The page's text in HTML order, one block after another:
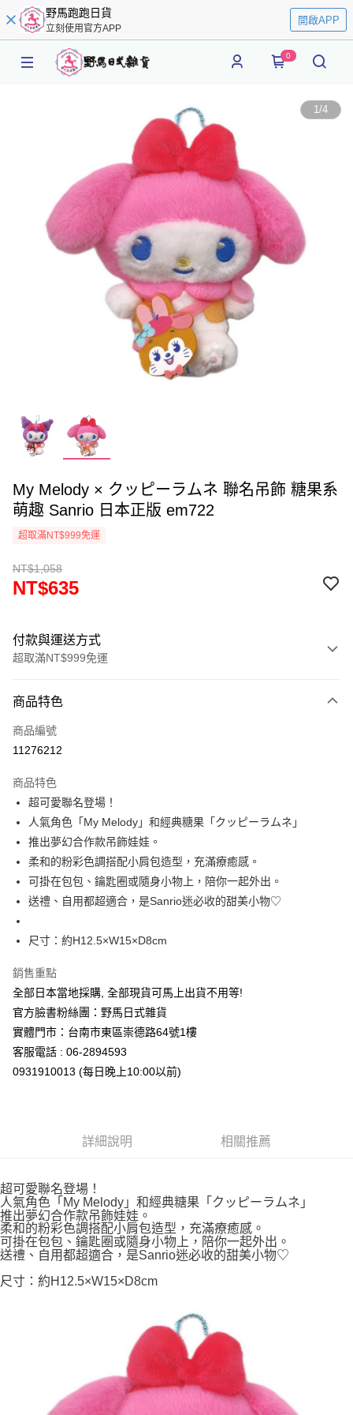
野馬跑跑日貨
立刻使用官方APP
開啟APP
0
1/4
My Melody × クッピーラムネ 聯名吊飾 糖果系
萌趣 Sanrio 日本正版 em722
超取滿NT$999免運
NT$1,058
NT$635
付款與運送方式
超取滿NT$999免運
信用卡一次付款
信用卡分期付款
合作金庫商業銀行
華南商業銀行
上海商業儲蓄銀行
台北富邦商業銀行
國泰世華商業銀行
臺灣中小企業銀行
台中商業銀行
匯豐（台灣）商業銀行
華泰商業銀行
聯邦商業銀行
遠東國際商業銀行
元大商業銀行
永豐商業銀行
台新國際商業銀行
超商取貨付款
LINE Pay
Apple Pay
街口支付
Google Pay
ATM付款
運送方式
全家取貨付款
每筆NT$65，滿NT$999(含以上)免運費
付款後7-11取貨
每筆NT$65，滿NT$999(含以上)免運費
宅配
每筆NT$100，滿NT$999(含以上)免運費
商品特色
商品編號
11276212
商品特色
超可愛聯名登場！
人氣角色「My Melody」和經典糖果「クッピーラムネ」
推出夢幻合作款吊飾娃娃。
柔和的粉彩色調搭配小肩包造型，充滿療癒感。
可掛在包包、鑰匙圈或隨身小物上，陪你一起外出。
送禮、自用都超適合，是Sanrio迷必收的甜美小物♡
尺寸：約H12.5×W15×D8cm
銷售重點
全部日本當地採購, 全部現貨可馬上出貨不用等!
官方臉書粉絲團：野馬日式雜貨
實體門市：台南市東區崇德路64號1樓
客服電話 : 06-2894593
0931910013 (每日晚上10:00以前)
詳細說明 相關推薦
超可愛聯名登場！
人氣角色「My Melody」和經典糖果「クッピーラムネ」
推出夢幻合作款吊飾娃娃。
柔和的粉彩色調搭配小肩包造型，充滿療癒感。
可掛在包包、鑰匙圈或隨身小物上，陪你一起外出。
送禮、自用都超適合，是Sanrio迷必收的甜美小物♡
尺寸：約H12.5×W15×D8cm